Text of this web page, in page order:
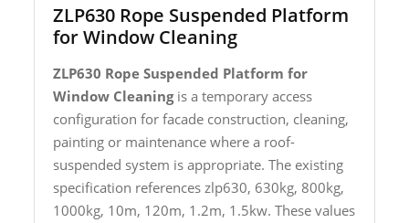
ZLP630 Rope Suspended Platform
for Window Cleaning
ZLP630 Rope Suspended Platform for
Window Cleaningis a temporary access
configuration for facade construction, cleaning,
painting or maintenance where a roof-
suspended system is appropriate. The existing
specification references zlp630, 630kg, 800kg,
1000kg, 10m, 120m, 1.2m, 1.5kw. These values